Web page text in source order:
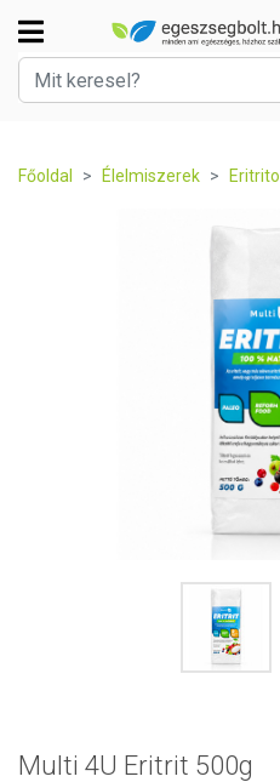
Főoldal Élelmiszerek Eritritol
Multi 4U Eritrit 500g